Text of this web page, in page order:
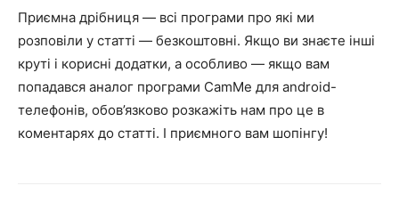
Приємна дрібниця — всі програми про які ми
розповіли у статті — безкоштовні. Якщо ви знаєте інші
круті і корисні додатки, а особливо — якщо вам
попадався аналог програми CamMe для android-
телефонів, обов’язково розкажіть нам про це в
коментарях до статті. І приємного вам шопінгу!